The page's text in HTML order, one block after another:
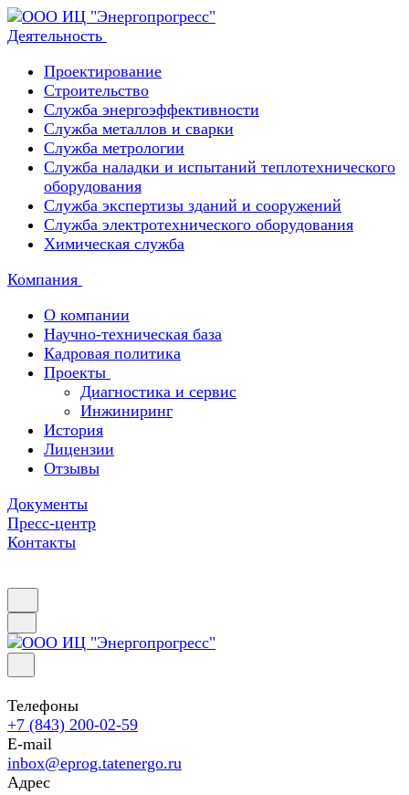
Деятельность
Проектирование
Строительство
Служба энергоэффективности
Служба металлов и сварки
Служба метрологии
Служба наладки и испытаний теплотехнического
оборудования
Служба экспертизы зданий и сооружений
Служба электротехнического оборудования
Химическая служба
Компания
О компании
Научно-техническая база
Кадровая политика
Проекты
Диагностика и сервис
Инжиниринг
История
Лицензии
Отзывы
Документы
Пресс-центр
Контакты
Телефоны
+7 (843) 200-02-59
E-mail
inbox@eprog.tatenergo.ru
Адрес